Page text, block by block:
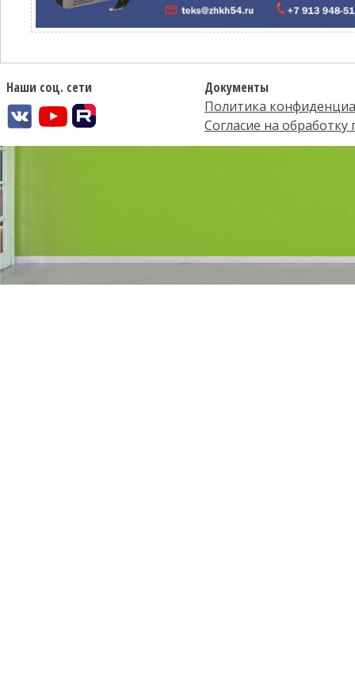
Наши соц. сети
Документы
Политика
Согласие на